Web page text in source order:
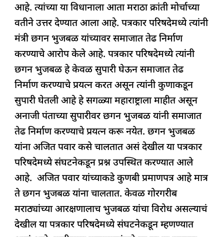
आहे. त्यांच्या या विधानाला आता मराठा क्रांती मोर्चाच्या
वतीने उत्तर देण्यात आला आहे. पत्रकार परिषदेमध्ये त्यांनी
मंत्री छगन भुजबळ यांच्यावर समाजात तेढ निर्माण
करण्याचे आरोप केले आहे. पत्रकार परिषदेमध्ये त्यांनी
छगन भुजबळ हे केवळ सुपारी घेऊन समाजात तेढ
निर्माण करण्याचे प्रयत्न करत असून त्यांनी कुणाकडून
सुपारी घेतली आहे हे सगळ्या महाराष्ट्राला माहीत असून
अनाजी पंताच्या सुपारीवर छगन भुजबळ यांनी समाजात
तेढ निर्माण करण्याचे प्रयत्न करू नयेत. छगन भुजबळ
यांना अजित पवार कसे चालतात असं देखील या पत्रकार
परिषदेमध्ये संघटनेकडून प्रश्न उपस्थित करण्यात आले
आहे. अजित पवार यांच्याकडे कुणबी प्रमाणपत्र आहे मात्र
ते छगन भुजबळ यांना चालतात. केवळ गोरगरीब
मराठ्यांच्या आरक्षणालाच भुजबळ यांचा विरोध असल्याचं
देखील या पत्रकार परिषदेमध्ये संघटनेकडून म्हणण्यात